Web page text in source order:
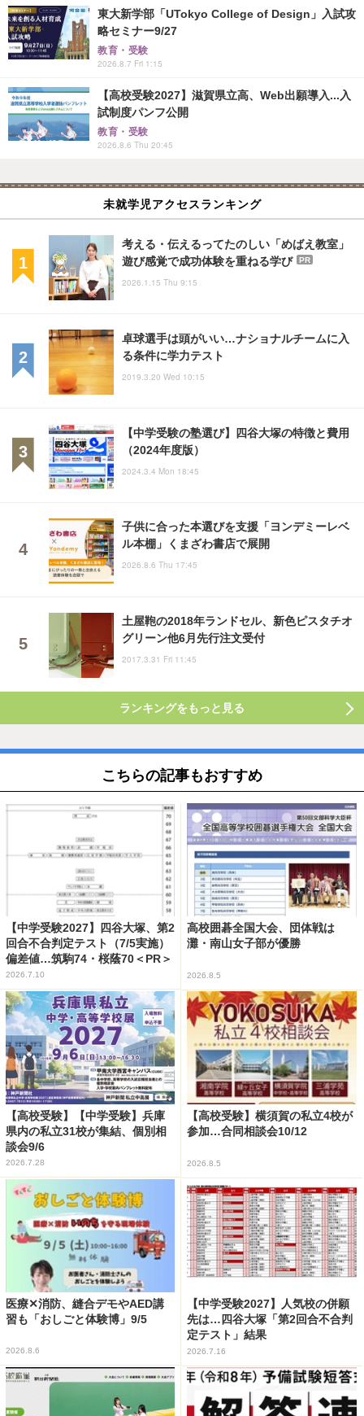
東大新学部「UTokyo College of Design」入試攻
略セミナー9/27
教育・受験
2026.8.7 Fri 1:15
【高校受験2027】滋賀県立高、Web出願導入...入
試制度パンフ公開
教育・受験
2026.8.6 Thu 20:45
未就学児アクセスランキング
考える・伝えるってたのしい「めばえ教室」
遊び感覚で成功体験を重ねる学び
PR
2026.1.15 Thu 9:15
卓球選手は頭がいい…ナショナルチームに入
る条件に学力テスト
2019.3.20 Wed 10:15
【中学受験の塾選び】四谷大塚の特徴と費用
（2024年度版）
2024.3.4 Mon 18:45
子供に合った本選びを支援「ヨンデミーレベ
ル本棚」くまざわ書店で展開
2026.8.6 Thu 17:45
土屋鞄の2018年ランドセル、新色ピスタチオ
グリーン他6月先行注文受付
2017.3.31 Fri 11:45
ランキングをもっと見る
こちらの記事もおすすめ
【中学受験2027】四谷大塚、第2
回合不合判定テスト（7/5実施）
偏差値…筑駒74・桜蔭70＜PR＞
2026.7.10
高校囲碁全国大会、団体戦は
灘・南山女子部が優勝
2026.8.5
【高校受験】【中学受験】兵庫
県内の私立31校が集結、個別相
談会9/6
2026.7.28
【高校受験】横須賀の私立4校が
参加…合同相談会10/12
2026.8.5
医療✕消防、縫合デモやAED講
習も「おしごと体験博」9/5
2026.8.6
【中学受験2027】人気校の併願
先は…四谷大塚「第2回合不合判
定テスト」結果
2026.7.16